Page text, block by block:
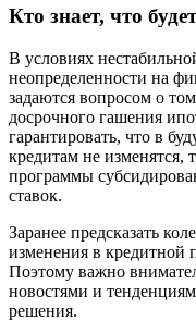
Кто знает, что
В условиях
неопределенности на
задаются вопросом о
досрочного гашения
гарантировать, что в
кредитам не изменятся,
программы
ставок.
Заранее предсказать
изменения в кредитной
Поэтому важно
новостями и
решения.